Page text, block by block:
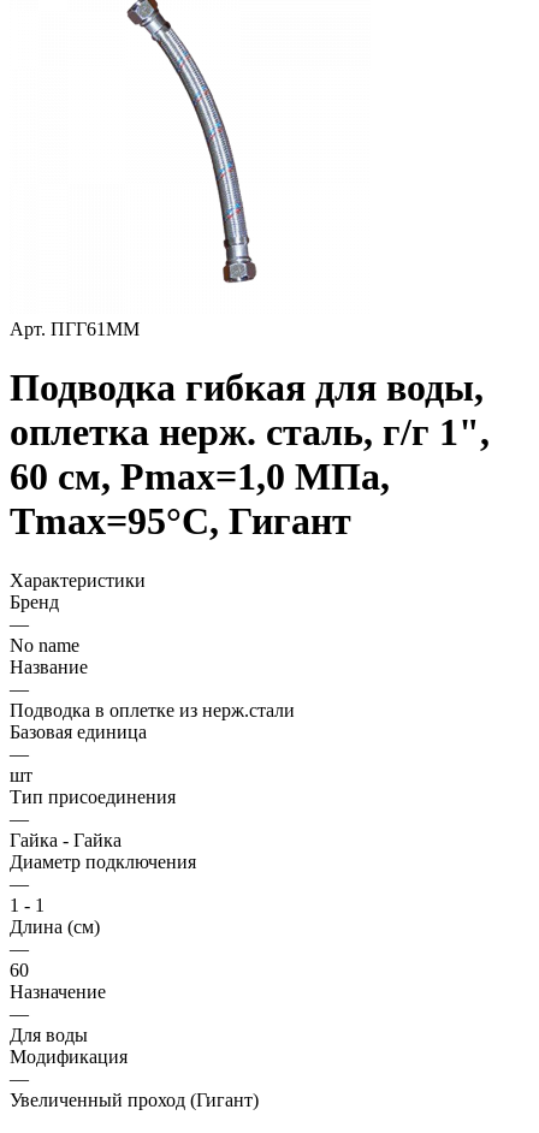
Арт. ПГГ61ММ
Подводка гибкая для воды,
оплетка нерж. cталь, г/г 1",
60 см, Pmax=1,0 МПа,
Tmax=95°С, Гигант
Характеристики
Бренд
—
No name
Название
—
Подводка в оплетке из нерж.стали
Базовая единица
—
шт
Тип присоединения
—
Гайка - Гайка
Диаметр подключения
—
1 - 1
Длина (см)
—
60
Назначение
—
Для воды
Модификация
—
Увеличенный проход (Гигант)